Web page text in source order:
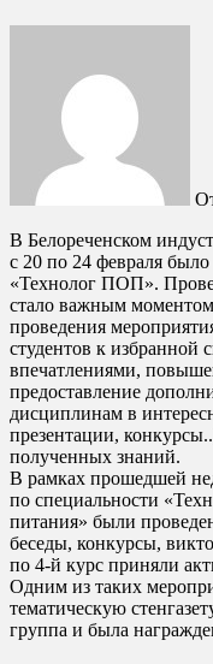
В Белореченском индустриально-технологическом техникуме
с 20 по 24 февраля
«Технолог ПОП».
стало важным
проведения
студентов к избранной
впечатлениями,
предоставление
дисциплинам в
презентации,
полученных знаний.
В рамках прошедшей
по специальности
питания» были
беседы, конкурсы,
по 4-й курс приняли
Одним из таких
тематическую
группа и была